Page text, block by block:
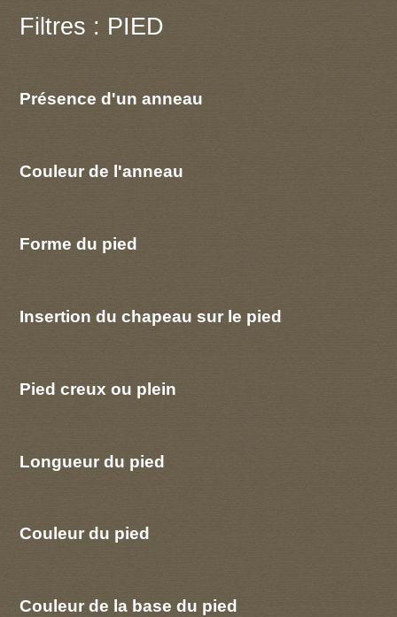
Filtres : PIED
Présence d'un anneau
Couleur de l'anneau
Forme du pied
Insertion du chapeau sur le pied
Pied creux ou plein
Longueur du pied
Couleur du pied
Couleur de la base du pied